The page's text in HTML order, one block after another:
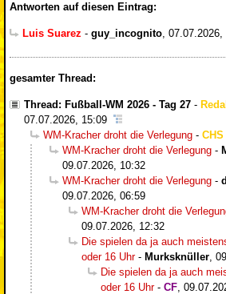
Antworten auf diesen Eintrag:
Luis Suarez - guy_incognito, 07.07.2026,
gesamter Thread:
Thread: Fußball-WM 2026 - Tag 27 -
07.07.2026, 15:09
WM-Kracher droht die Verlegung - CHS
WM-Kracher droht die Verlegung -
09.07.2026, 10:32
WM-Kracher droht die Verlegung -
09.07.2026, 06:59
WM-Kracher droht die
09.07.2026, 12:32
Die spielen da ja auch
oder 16 Uhr- Murksknüller
Die spielen da ja auch
oder 16 Uhr- CF